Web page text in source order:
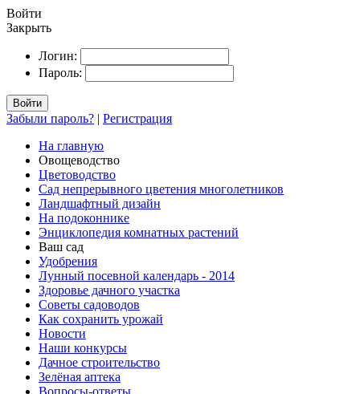
Войти
Закрыть
Логин:
Пароль:
Войти
Забыли пароль? | Регистрация
На главную
Овощеводство
Цветоводство
Сад непрерывного цветения многолетников
Ландшафтный дизайн
На подоконнике
Энциклопедия комнатных растений
Ваш сад
Удобрения
Лунный посевной календарь - 2014
Здоровье дачного участка
Советы садоводов
Как сохранить урожай
Новости
Наши конкурсы
Дачное строительство
Зелёная аптека
Вопросы-ответы